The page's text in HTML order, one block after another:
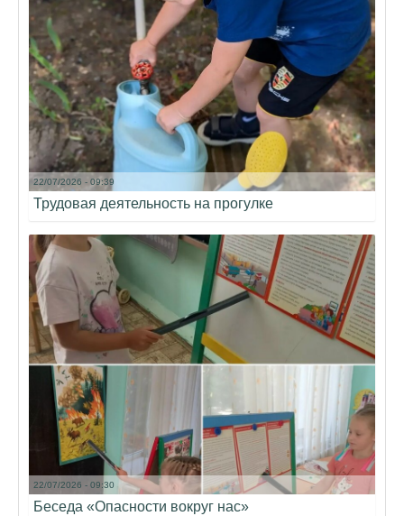
22/07/2026 - 09:39
Трудовая деятельность на прогулке
22/07/2026 - 09:30
Беседа «Опасности вокруг нас»